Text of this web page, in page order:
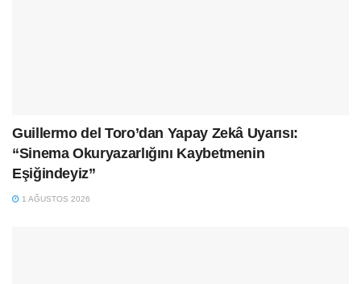
Guillermo del Toro’dan Yapay Zekâ Uyarısı:
“Sinema Okuryazarlığını Kaybetmenin
Eşiğindeyiz”
1 AĞUSTOS 2026